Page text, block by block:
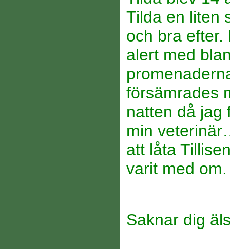
Tilda en liten
och bra efter.
alert med
försämrades
natten då jag
min
att låta
varit med om.
Saknar dig